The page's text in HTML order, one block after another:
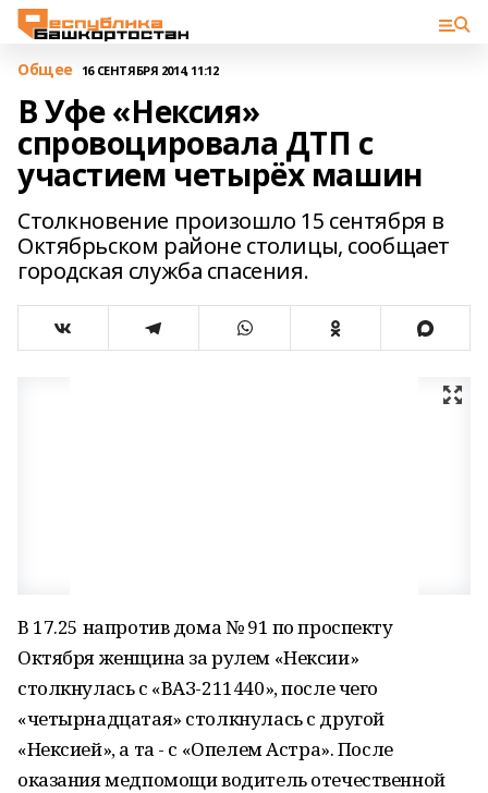
Общее 16 СЕНТЯБРЯ 2014, 11:12
В Уфе «Нексия»
спровоцировала ДТП с
участием четырёх машин
Столкновение произошло 15 сентября в
Октябрьском районе столицы, сообщает
городская служба спасения.
В 17.25 напротив дома № 91 по проспекту
Октября женщина за рулем «Нексии»
столкнулась с «ВАЗ-211440», после чего
«четырнадцатая» столкнулась с другой
«Нексией», а та - с «Опелем Астра». После
оказания медпомощи водитель отечественной